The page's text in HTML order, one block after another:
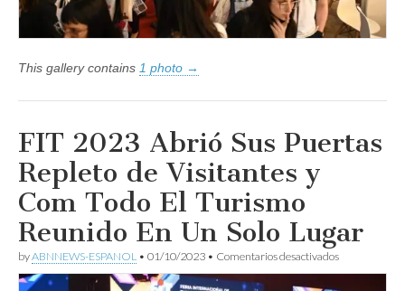
This gallery contains 1 photo →
FIT 2023 Abrió Sus Puertas
Repleto de Visitantes y
Com Todo El Turismo
Reunido En Un Solo Lugar
byABNNEWS-ESPANOL • 01/10/2023 • Comentarios desactivadosen
FIT